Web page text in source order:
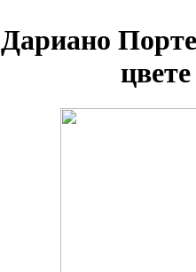
Дариано